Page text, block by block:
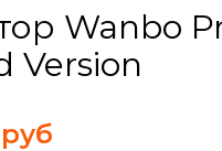
Wanbo
Version